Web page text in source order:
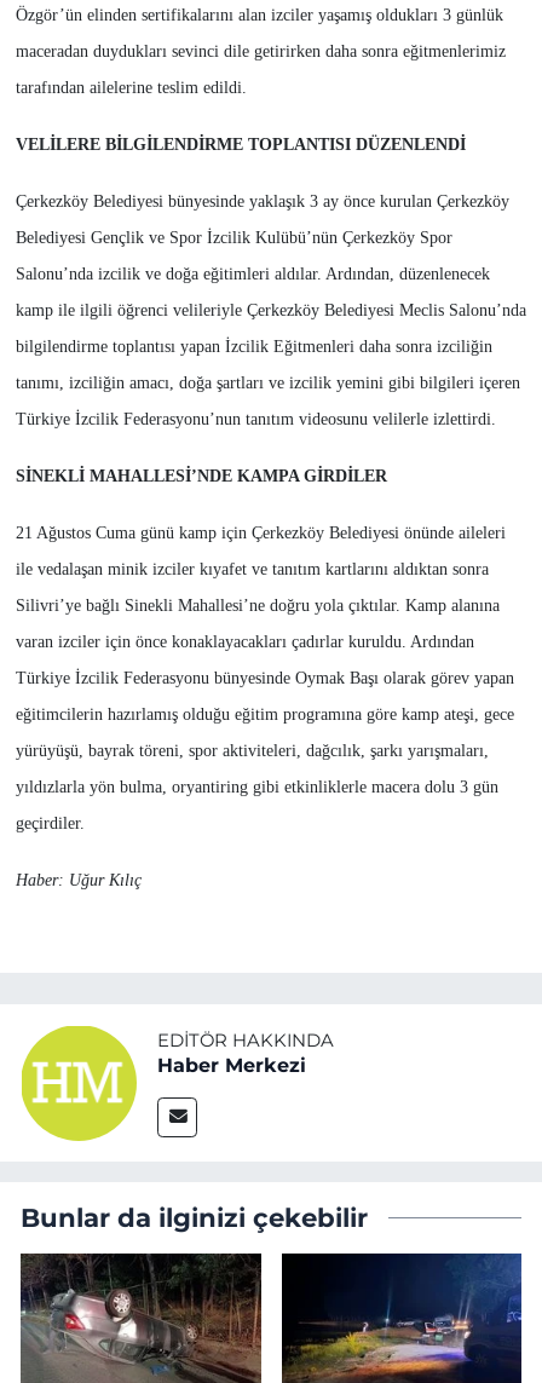
Özgör’ün elinden sertifikalarını alan izciler yaşamış oldukları 3 günlük
maceradan duydukları sevinci dile getirirken daha sonra eğitmenlerimiz
tarafından ailelerine teslim edildi.
VELİLERE BİLGİLENDİRME TOPLANTISI DÜZENLENDİ
Çerkezköy Belediyesi bünyesinde yaklaşık 3 ay önce kurulan Çerkezköy
Belediyesi Gençlik ve Spor İzcilik Kulübü’nün Çerkezköy Spor
Salonu’nda izcilik ve doğa eğitimleri aldılar. Ardından, düzenlenecek
kamp ile ilgili öğrenci velileriyle Çerkezköy Belediyesi Meclis Salonu’nda
bilgilendirme toplantısı yapan İzcilik Eğitmenleri daha sonra izciliğin
tanımı, izciliğin amacı, doğa şartları ve izcilik yemini gibi bilgileri içeren
Türkiye İzcilik Federasyonu’nun tanıtım videosunu velilerle izlettirdi.
SİNEKLİ MAHALLESİ’NDE KAMPA GİRDİLER
21 Ağustos Cuma günü kamp için Çerkezköy Belediyesi önünde aileleri
ile vedalaşan minik izciler kıyafet ve tanıtım kartlarını aldıktan sonra
Silivri’ye bağlı Sinekli Mahallesi’ne doğru yola çıktılar. Kamp alanına
varan izciler için önce konaklayacakları çadırlar kuruldu. Ardından
Türkiye İzcilik Federasyonu bünyesinde Oymak Başı olarak görev yapan
eğitimcilerin hazırlamış olduğu eğitim programına göre kamp ateşi, gece
yürüyüşü, bayrak töreni, spor aktiviteleri, dağcılık, şarkı yarışmaları,
yıldızlarla yön bulma, oryantiring gibi etkinliklerle macera dolu 3 gün
geçirdiler.
Haber: Uğur Kılıç
EDITÖR HAKKINDA
Haber Merkezi
Bunlar da ilginizi çekebilir